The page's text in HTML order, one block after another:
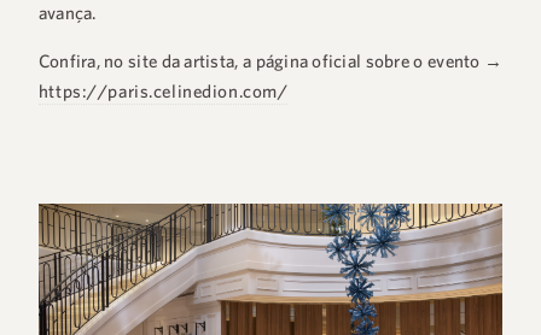
avança.
Confira, no site da artista, a página oficial sobre o evento →
https://paris.celinedion.com/